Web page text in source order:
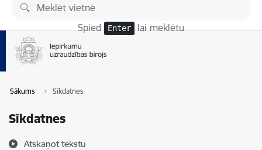
Pāriet uz lapas saturu
Spied Enter lai meklētu
Sākums Sīkdatnes
Sīkdatnes
Atskaņot tekstu